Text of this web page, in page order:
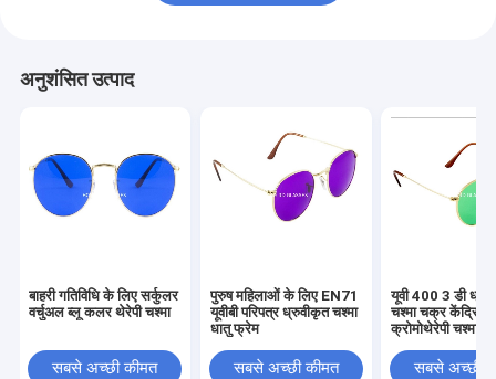
अनुशंसित उत्पाद
बाहरी गतिविधि के लिए सर्कुलर
वर्चुअल ब्लू कलर थेरेपी चश्मा
सबसे अच्छी कीमत
पुरुष महिलाओं के लिए EN71
यूवीबी परिपत्र ध्रुवीकृत चश्मा
धातु फ्रेम
सबसे अच्छी कीमत
यूवी 400 3 डी
चश्मा चक्र केंद्रित
क्रोमोथेरेपी चश्मा
सबसे अच्छी